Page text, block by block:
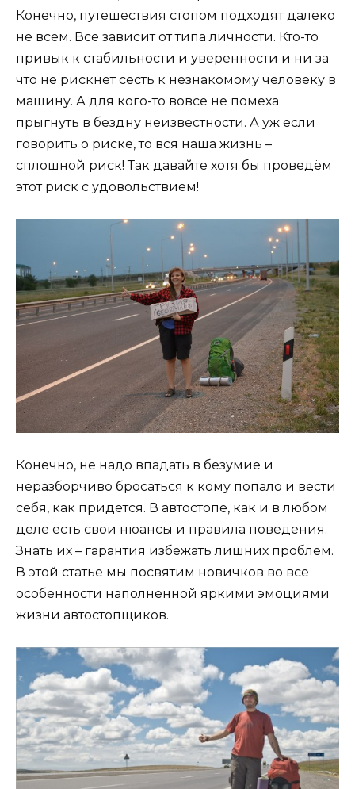
Конечно, путешествия стопом подходят далеко
не всем. Все зависит от типа личности. Кто-то
привык к стабильности и уверенности и ни за
что не рискнет сесть к незнакомому человеку в
машину. А для кого-то вовсе не помеха
прыгнуть в бездну неизвестности. А уж если
говорить о риске, то вся наша жизнь –
сплошной риск! Так давайте хотя бы проведём
этот риск с удовольствием!
Конечно, не надо впадать в безумие и
неразборчиво бросаться к кому попало и вести
себя, как придется. В автостопе, как и в любом
деле есть свои нюансы и правила поведения.
Знать их – гарантия избежать лишних проблем.
В этой статье мы посвятим новичков во все
особенности наполненной яркими эмоциями
жизни автостопщиков.